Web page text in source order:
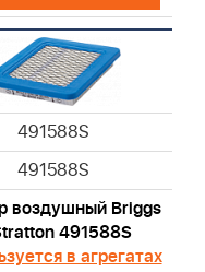
491588S
491588S
воздушный Briggs
491588S
в агрегатах